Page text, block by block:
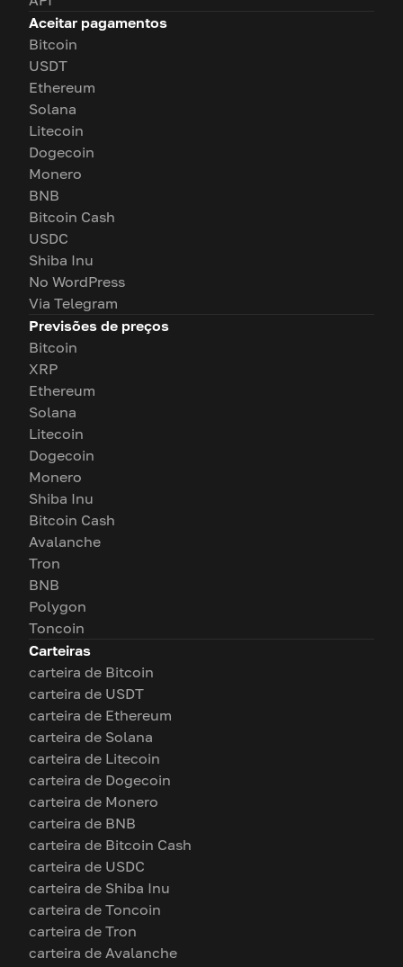
Aceitar pagamentos
Bitcoin
USDT
Ethereum
Solana
Litecoin
Dogecoin
Monero
BNB
Bitcoin Cash
USDC
Shiba Inu
No WordPress
Via Telegram
Previsões de preços
Bitcoin
XRP
Ethereum
Solana
Litecoin
Dogecoin
Monero
Shiba Inu
Bitcoin Cash
Avalanche
Tron
BNB
Polygon
Toncoin
Carteiras
carteira de Bitcoin
carteira de USDT
carteira de Ethereum
carteira de Solana
carteira de Litecoin
carteira de Dogecoin
carteira de Monero
carteira de BNB
carteira de Bitcoin Cash
carteira de USDC
carteira de Shiba Inu
carteira de Toncoin
carteira de Tron
carteira de Avalanche